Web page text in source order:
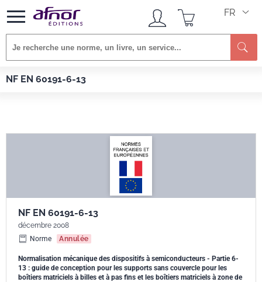
FR
NF EN 60191-6-13
Afnor EDITIONS Normes
NF EN 60191-6-13
décembre 2008
Norme
Annulée
Normalisation mécanique des dispositifs à semiconducteurs - Partie 6-
13 : guide de conception pour les supports sans couvercle pour les
boîtiers matriciels à billes et à pas fins et les boîtiers matriciels à zone de